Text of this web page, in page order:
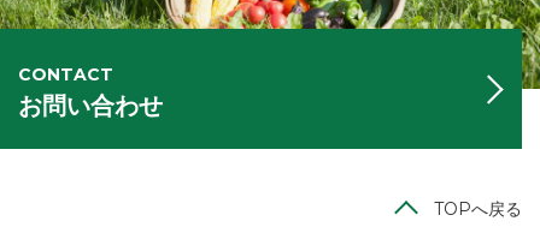
CONTACT
お問い合わせ
TOPへ戻る